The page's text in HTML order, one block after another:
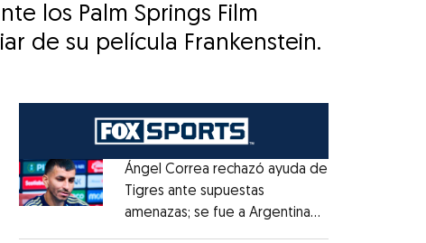
los Palm Springs Film
de su película Frankenstein.
Opens in new window
Ángel Correa rechazó ayuda de
Tigres ante supuestas
amenazas; se fue a Argentina